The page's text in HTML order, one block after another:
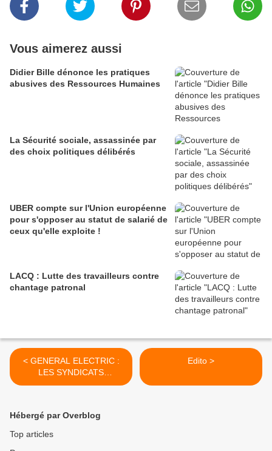
Vous aimerez aussi
Didier Bille dénonce les pratiques
abusives des Ressources Humaines
La Sécurité sociale, assassinée par
des choix politiques délibérés
UBER compte sur l'Union européenne
pour s'opposer au statut de salarié de
ceux qu'elle exploite !
LACQ : Lutte des travailleurs contre
chantage patronal
< GENERAL ELECTRIC :
LES SYNDICATS
METTENT LA PRESSION
SOCIAL
Edito >
Hébergé par Overblog
Top articles